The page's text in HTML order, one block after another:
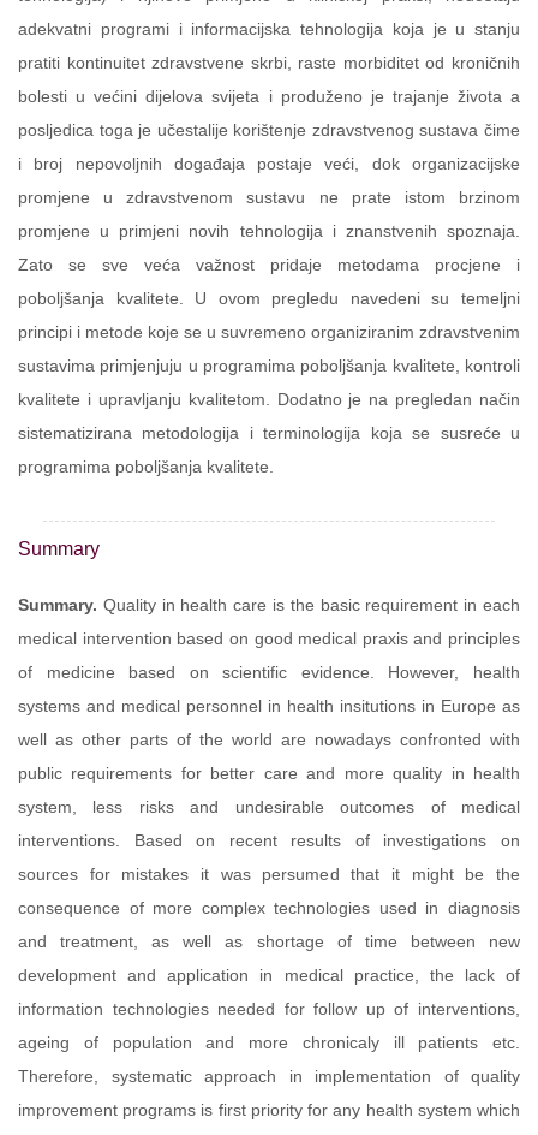
adekvatni programi i informacijska tehnologija koja je u stanju
pratiti kontinuitet zdravstvene skrbi, raste morbiditet od kroničnih
bolesti u većini dijelova svijeta i produženo je trajanje života a
posljedica toga je učestalije korištenje zdravstvenog sustava čime
i broj nepovoljnih događaja postaje veći, dok organizacijske
promjene u zdravstvenom sustavu ne prate istom brzinom
promjene u primjeni novih tehnologija i znanstvenih spoznaja.
Zato se sve veća važnost pridaje metodama procjene i
poboljšanja kvalitete. U ovom pregledu navedeni su temeljni
principi i metode koje se u suvremeno organiziranim zdravstvenim
sustavima primjenjuju u programima poboljšanja kvalitete, kontroli
kvalitete i upravljanju kvalitetom. Dodatno je na pregledan način
sistematizirana metodologija i terminologija koja se susreće u
programima poboljšanja kvalitete.
Summary
Summary. Quality in health care is the basic requirement in each
medical intervention based on good medical praxis and principles
of medicine based on scientific evidence. However, health
systems and medical personnel in health insitutions in Europe as
well as other parts of the world are nowadays confronted with
public requirements for better care and more quality in health
system, less risks and undesirable outcomes of medical
interventions. Based on recent results of investigations on
sources for mistakes it was persumed that it might be the
consequence of more complex technologies used in diagnosis
and treatment, as well as shortage of time between new
development and application in medical practice, the lack of
information technologies needed for follow up of interventions,
ageing of population and more chronicaly ill patients etc.
Therefore, systematic approach in implementation of quality
improvement programs is first priority for any health system which